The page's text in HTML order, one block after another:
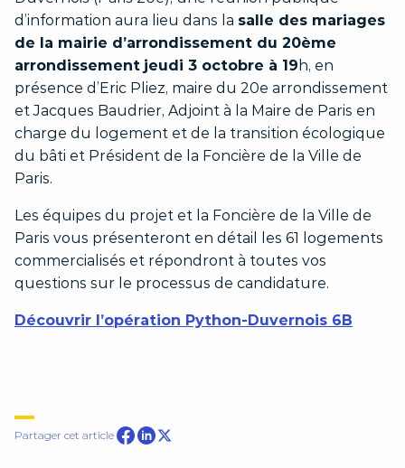
d’information aura lieu dans la salle des mariages
de la mairie d’arrondissement du 20ème
arrondissement jeudi 3 octobre à 19 h, en
présence d’Eric Pliez, maire du 20e arrondissement
et Jacques Baudrier, Adjoint à la Maire de Paris en
charge du logement et de la transition écologique
du bâti et Président de la Foncière de la Ville de
Paris.
Les équipes du projet et la Foncière de la Ville de
Paris vous présenteront en détail les 61 logements
commercialisés et répondront à toutes vos
questions sur le processus de candidature.
Découvrir l’opération Python-Duvernois 6B
Partager cet articlePartager sur Facebook
Partager sur Linkedin
Partager sur Twitter